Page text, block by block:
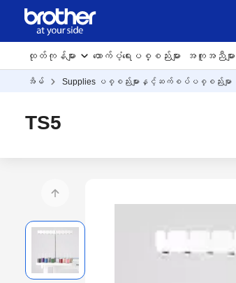
ထုတ်ကုန်များ ထောက်ပံ့ရေးပစ္စည်းများ အကူအညီများ
အိမ် Supplies ပစ္စည်းများနှင့်ဆက်စပ်ပစ္စည်းမျာ
TS5